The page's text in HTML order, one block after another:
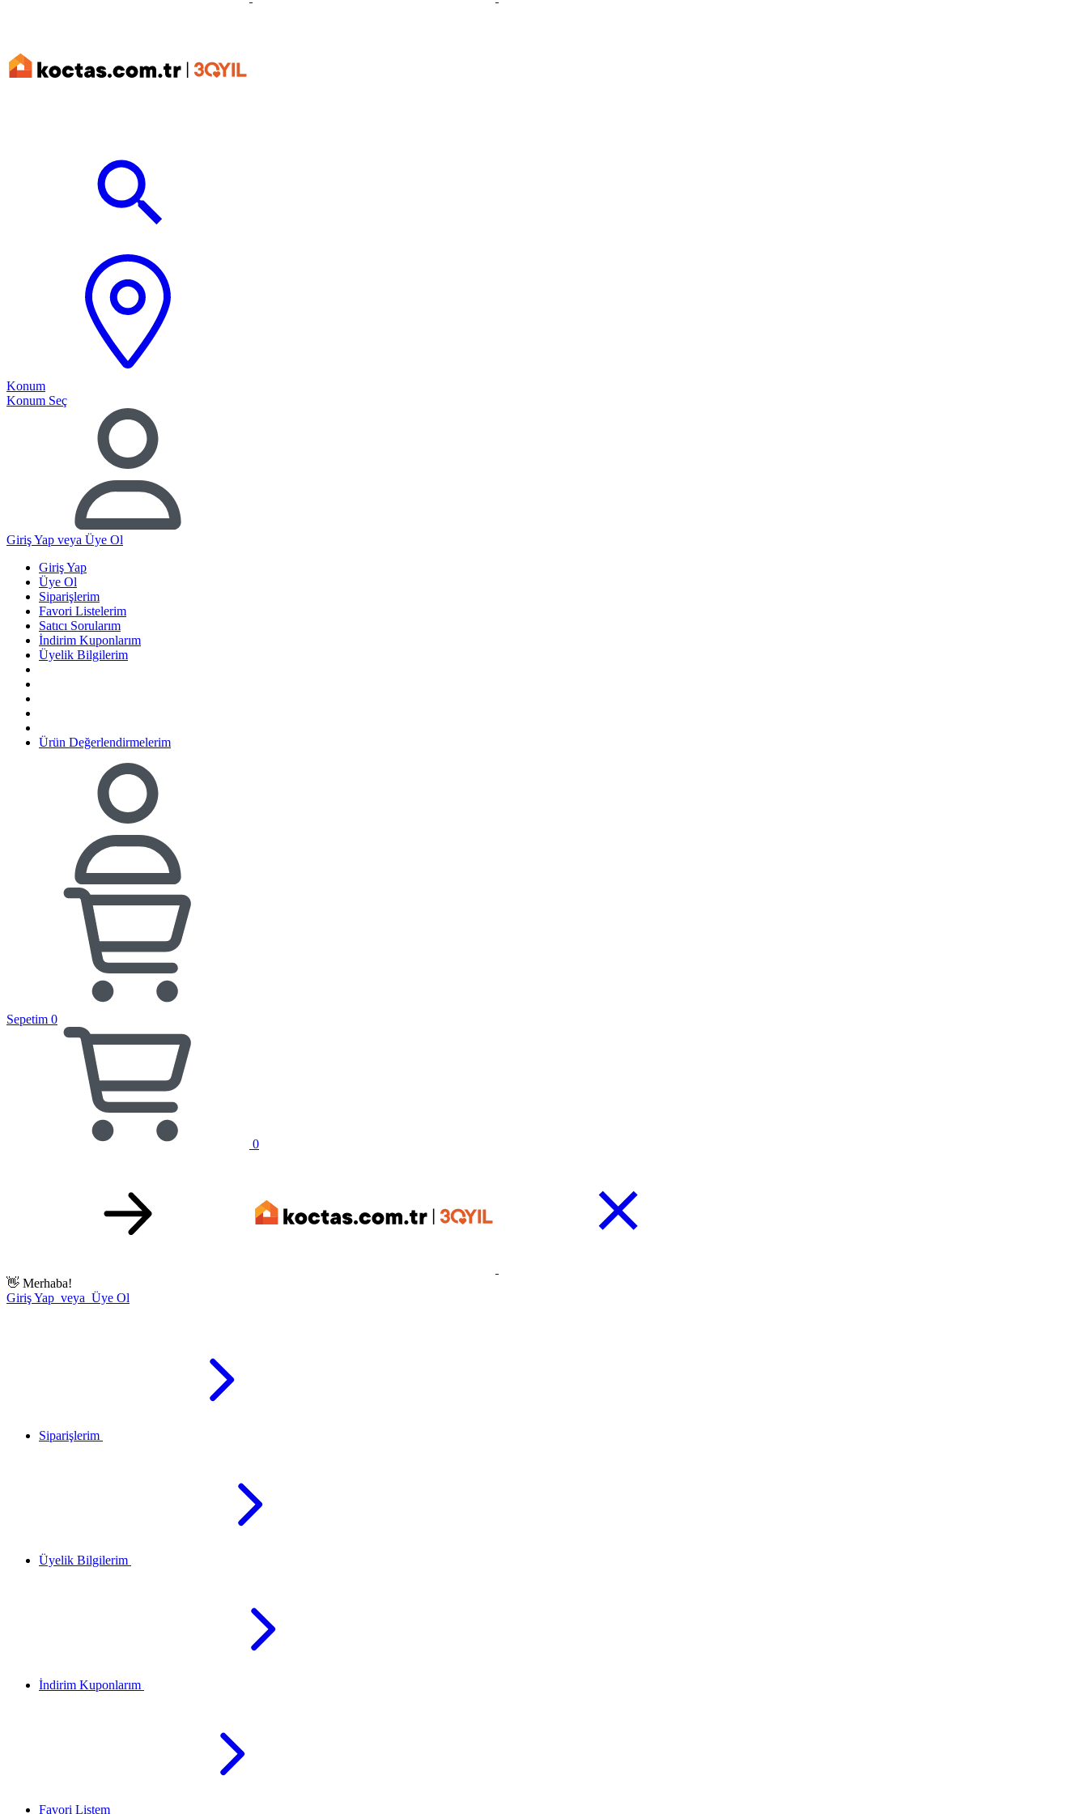
Konum
Konum Seç
Giriş Yap veya Üye Ol
Giriş Yap
Üye Ol
Siparişlerim
Favori Listelerim
Satıcı Sorularım
İndirim Kuponlarım
Üyelik Bilgilerim
Ürün Değerlendirmelerim
Sepetim 0
0
👋 Merhaba!
Giriş Yap veya Üye Ol
Siparişlerim
Üyelik Bilgilerim
İndirim Kuponlarım
Favori Listem